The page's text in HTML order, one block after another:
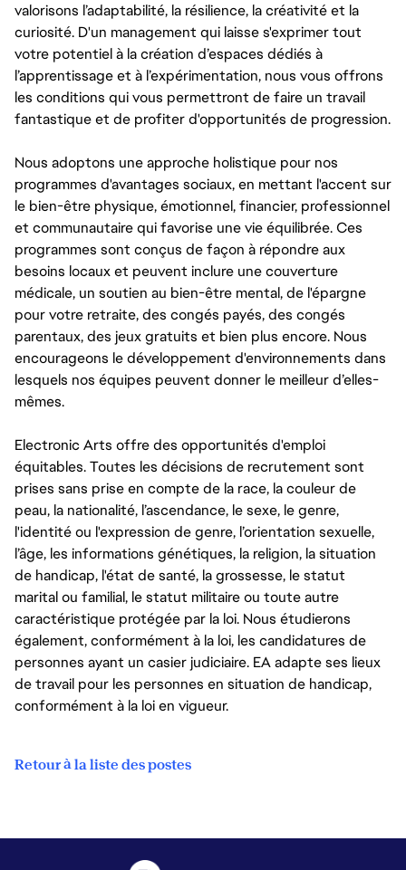
valorisons l’adaptabilité, la résilience, la créativité et la
curiosité. D'un management qui laisse s'exprimer tout
votre potentiel à la création d’espaces dédiés à
l’apprentissage et à l’expérimentation, nous vous offrons
les conditions qui vous permettront de faire un travail
fantastique et de profiter d'opportunités de progression.
Nous adoptons une approche holistique pour nos
programmes d'avantages sociaux, en mettant l'accent sur
le bien-être physique, émotionnel, financier, professionnel
et communautaire qui favorise une vie équilibrée. Ces
programmes sont conçus de façon à répondre aux
besoins locaux et peuvent inclure une couverture
médicale, un soutien au bien-être mental, de l'épargne
pour votre retraite, des congés payés, des congés
parentaux, des jeux gratuits et bien plus encore. Nous
encourageons le développement d'environnements dans
lesquels nos équipes peuvent donner le meilleur d’elles-
mêmes.
Electronic Arts offre des opportunités d'emploi
équitables. Toutes les décisions de recrutement sont
prises sans prise en compte de la race, la couleur de
peau, la nationalité, l’ascendance, le sexe, le genre,
l'identité ou l'expression de genre, l’orientation sexuelle,
l’âge, les informations génétiques, la religion, la situation
de handicap, l'état de santé, la grossesse, le statut
marital ou familial, le statut militaire ou toute autre
caractéristique protégée par la loi. Nous étudierons
également, conformément à la loi, les candidatures de
personnes ayant un casier judiciaire. EA adapte ses lieux
de travail pour les personnes en situation de handicap,
conformément à la loi en vigueur.
Retour à la liste des postes